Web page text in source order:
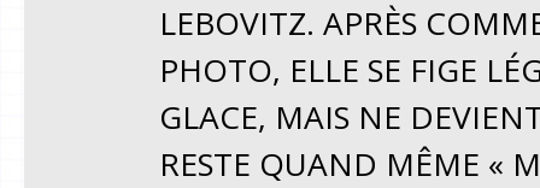
LEBOVITZ. APRÈS
PHOTO, ELLE SE FIGE
GLACE, MAIS NE
RESTE QUAND MÊME «